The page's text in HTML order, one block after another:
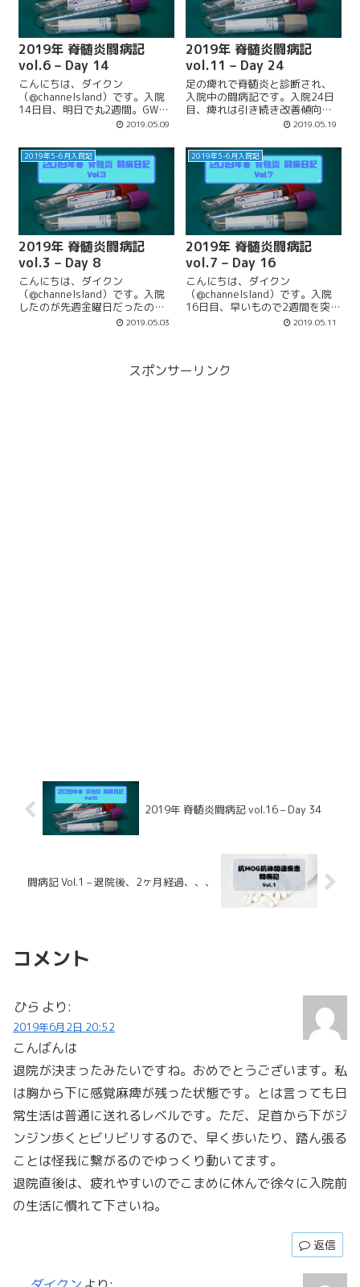
2019年 脊髄炎闘病記
vol.6 – Day 14
こんにちは、ダイクン
（@channelsland）です。入院
14日目、明日で丸2週間。GWが
明けてからいろんな検査があっ
ます。慌しい中でも、出来るだ
けペースを保って、体調を崩さ
ないようにしないと。ホント
に、今は感...
2019.05.09
2019年 脊髄炎闘病記
vol.11 – Day 24
足の痺れで脊髄炎と診断され、
入院中の闘病記です。入院24日
目、痺れは引き続き改善傾向。
さらには入院中の服装について
2019.05.19
2019年5-6月入院記
2019年 脊髄炎闘病記
vol.3 – Day 8
こんにちは、ダイクン
（@channelsland）です。入院
したのが先週金曜日だったの
で、今日でちょうど１週間。痺
分かってきたのでまだ先の長い
2019.05.03
2019年5-6月入院記
2019年 脊髄炎闘病記
vol.7 – Day 16
こんにちは、ダイクン
（@channelsland）です。入院
16日目、早いもので2週間を突破
しました。と言っても入院して
いかというくらいに感じます。
2019.05.11
スポンサーリンク
2019年 脊髄炎闘病記 vol.16 – Day 34
闘病記 Vol.1 – 退院後、2ヶ月経過、、、
コメント
ひら より:
2019年6月2日 20:52
こんばんは
退院が決まったみたいですね。おめでとうございます。私
は胸から下に感覚麻痺が残った状態です。とは言っても日
常生活は普通に送れるレベルです。ただ、足首から下がジ
ンジン歩くとビリビリするので、早く歩いたり、踏ん張る
ことは怪我に繋がるのでゆっくり動いてます。
退院直後は、疲れやすいのでこまめに休んで徐々に入院前
の生活に慣れて下さいね。
返信